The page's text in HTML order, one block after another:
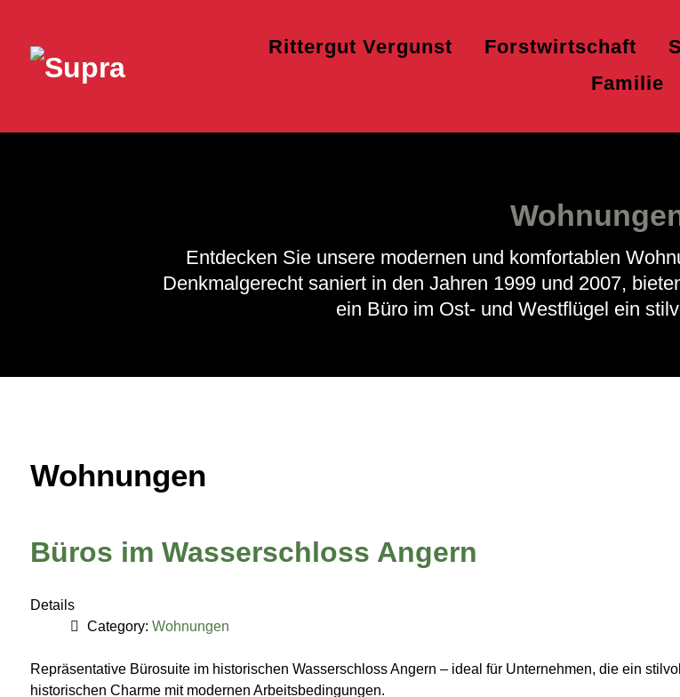
Rittergut Vergunst Forstwirtschaft
Familie
Entdecken Sie unsere modernen und komfortablen
Denkmalgerecht saniert in den Jahren 1999 und 2007,
ein Büro im Ost- und Westflügel ein
Wohnungen
Büros im Wasserschloss Angern
Details
Category: Wohnungen
Repräsentative Bürosuite im historischen Wasserschloss Angern – ideal für Unternehmen, die ein
historischen Charme mit modernen Arbeitsbedingungen.